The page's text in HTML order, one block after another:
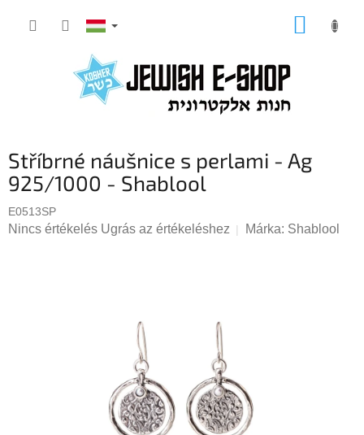
KOSÁR
Stříbrné náušnice s perlami - Ag
925/1000 - Shablool
E0513SP
A
Nincs értékelés Ugrás az értékeléshez Márka: Shablool